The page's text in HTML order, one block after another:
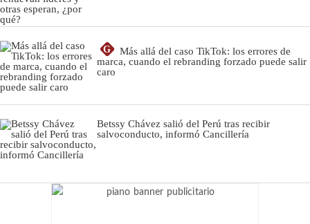
G
Más allá del caso TikTok: los errores de
marca, cuando el rebranding forzado puede salir
caro
Betssy Chávez salió del Perú tras recibir
salvoconducto, informó Cancillería